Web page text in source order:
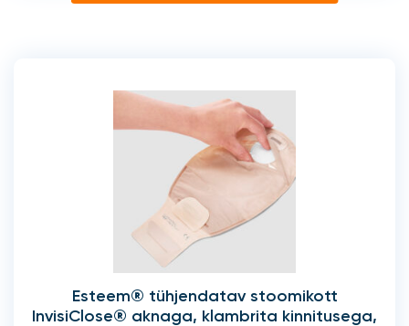
Esteem® tühjendatav stoomikott
InvisiClose® aknaga, klambrita kinnitusega,